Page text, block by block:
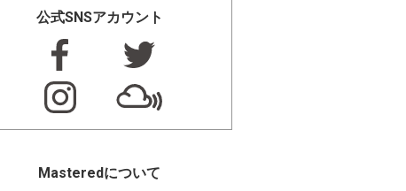
公式SNSアカウント
Masteredについて